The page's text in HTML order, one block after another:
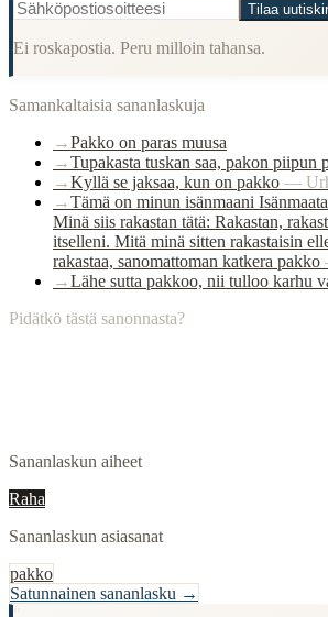
Tilaa
Ei roskapostia. Peru milloin tahansa.
Samankaltaisia sananlaskuja
→Pakko on paras muusa
→Tupakasta tuskan saa, pakon piipun
→Kyllä se jaksaa, kun on pakko —
→Tämä on minun isänmaani
Minä siis rakastan tätä: Rakastan,
itselleni. Mitä minä sitten rakastaisin
rakastaa, sanomattoman katkera pakko
→Lähe sutta pakkoo, nii tulloo karhu
Pidätkö tästä sanonnasta?
Sananlaskun aiheet
Raha
Sananlaskun asiasanat
pakko
Satunnainen sananlasku →